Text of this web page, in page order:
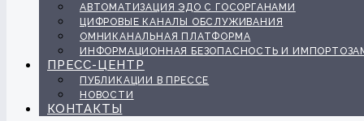
АВТОМАТИЗАЦИЯ ЭДО С ГОСОРГАНАМИ
ЦИФРОВЫЕ КАНАЛЫ ОБСЛУЖИВАНИЯ
ОМНИКАНАЛЬНАЯ ПЛАТФОРМА
ИНФОРМАЦИОННАЯ БЕЗОПАСНОСТЬ И
ПРЕСС-ЦЕНТР
ПУБЛИКАЦИИ В ПРЕССЕ
НОВОСТИ
КОНТАКТЫ